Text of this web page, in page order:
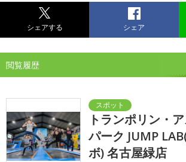
シェアする シェア
閲覧履歴
トランポリン・
パーク JUMP
ボ) 名古屋緑店